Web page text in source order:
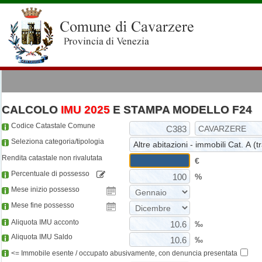
CALCOLO IMU 2025E STAMPA MODELLO F24
Codice Catastale Comune
Seleziona categoria/tipologia
Rendita catastale non rivalutata
€
Percentuale di possesso %
Mese inizio possesso
Mese fine possesso
Aliquota IMU acconto ‰
Aliquota IMU Saldo ‰
<= Immobile esente / occupato abusivamente, con denuncia presentata